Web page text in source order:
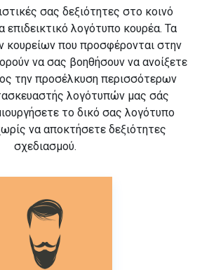
σας δεξιότητες στο κοινό
επιδεικτικό λογότυπο κουρέα. Τα
κουρείων που προσφέρονται στην
να σας βοηθήσουν να ανοίξετε
την προσέλκυση περισσότερων
λογότυπών μας σάς
το δικό σας λογότυπο
να αποκτήσετε δεξιότητες
σχεδιασμού.